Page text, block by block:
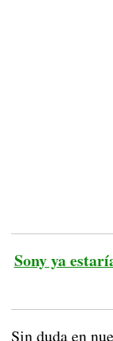
Sony ya
Sin duda en